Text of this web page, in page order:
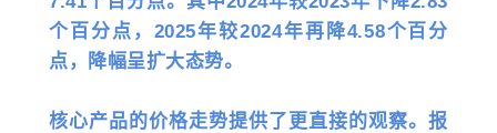
个百分点，2025年较2024年再降4.58个百分
点，降幅呈扩大态势。
核心产品的价格走势提供了更直接的观察。报